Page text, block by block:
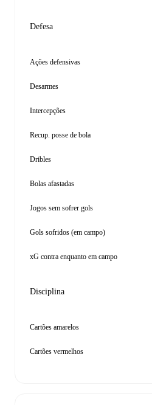
Defesa
Ações defensivas
Desarmes
Intercepções
Recup. posse de bola
Dribles
Bolas afastadas
Jogos sem sofrer gols
Gols sofridos (em campo)
xG contra enquanto em campo
Disciplina
Cartões amarelos
Cartões vermelhos